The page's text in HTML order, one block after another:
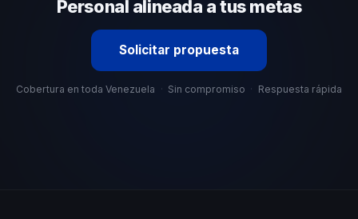
Personal alineada a tus metas
Solicitar propuesta
Cobertura en toda Venezuela · Sin compromiso · Respuesta rápida